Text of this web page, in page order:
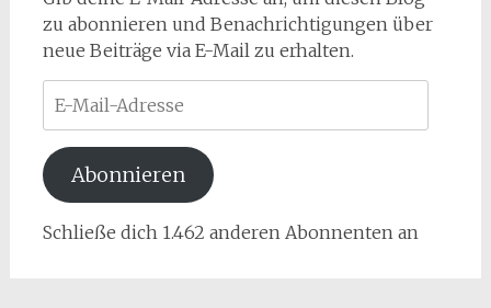
zu abonnieren und Benachrichtigungen über
neue Beiträge via E-Mail zu erhalten.
Mail-
Adresse
Abonnieren
Schließe dich 1.462 anderen Abonnenten an